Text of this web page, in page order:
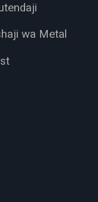
wa Metal